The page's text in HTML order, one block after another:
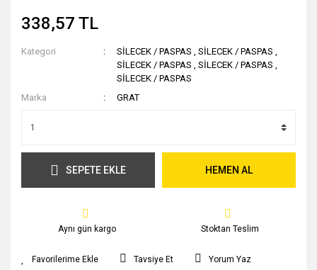
338,57 TL
Kategori SİLECEK / PASPAS ,SİLECEK / PASPAS ,
SİLECEK / PASPAS ,SİLECEK / PASPAS ,
SİLECEK / PASPAS
Marka
GRAT
SEPETE EKLE HEMEN AL
Aynı gün kargo Stoktan Teslim
Tavsiye Et Yorum Yaz